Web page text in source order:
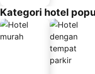
Kategori hotel